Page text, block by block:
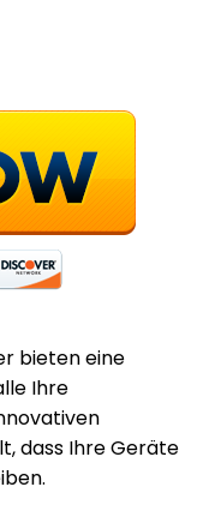
bieten eine
Ihre
dass Ihre Geräte